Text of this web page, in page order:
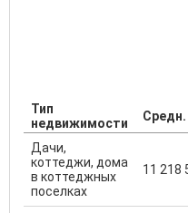
Тип
недвижимости
Средн.
Дачи,
коттеджи, дома
в коттеджных
поселках
11 218